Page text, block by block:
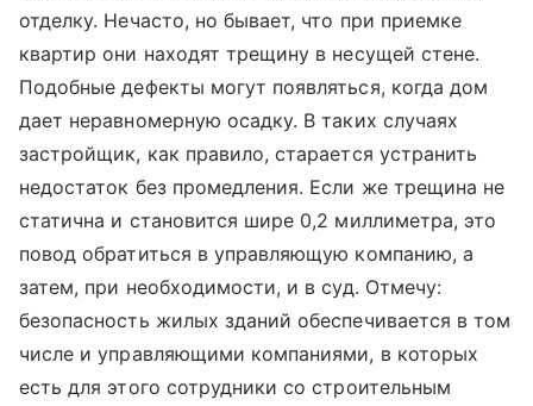
отделку. Нечасто, но бывает, что при приемке
квартир они находят трещину в несущей стене.
Подобные дефекты могут появляться, когда дом
дает неравномерную осадку. В таких случаях
застройщик, как правило, старается устранить
недостаток без промедления. Если же трещина не
статична и становится шире 0,2 миллиметра, это
повод обратиться в управляющую компанию, а
затем, при необходимости, и в суд. Отмечу:
безопасность жилых зданий обеспечивается в том
числе и управляющими компаниями, в которых
есть для этого сотрудники со строительным